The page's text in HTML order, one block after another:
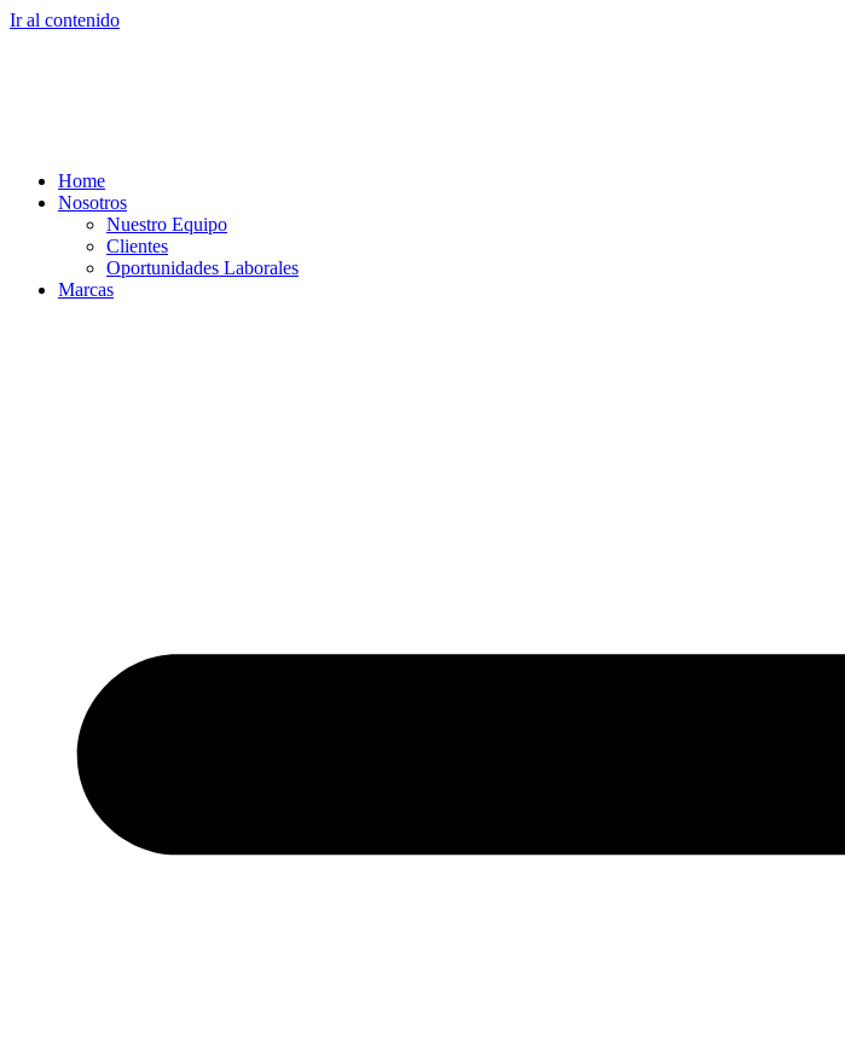
Ir al contenido
Home
Nosotros
Nuestro Equipo
Clientes
Oportunidades Laborales
Marcas